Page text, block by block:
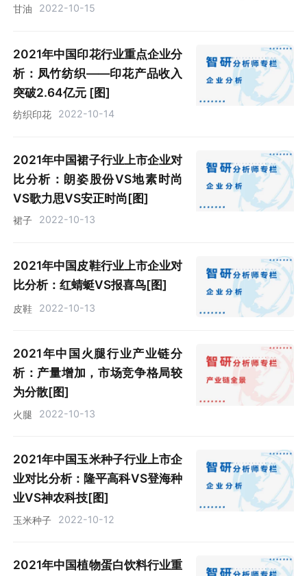
甘油 2022-10-15
2021年中国印花行业重点企业分
析：凤竹纺织——印花产品收入
突破2.64亿元 [图]
纺织印花 2022-10-14
2021年中国裙子行业上市企业对
比分析：朗姿股份VS地素时尚
VS歌力思VS安正时尚[图]
裙子 2022-10-13
2021年中国皮鞋行业上市企业对
比分析：红蜻蜓VS报喜鸟[图]
皮鞋 2022-10-13
2021年中国火腿行业产业链分
析：产量增加，市场竞争格局较
为分散[图]
火腿 2022-10-13
2021年中国玉米种子行业上市企
业对比分析：隆平高科VS登海种
业VS神农科技[图]
玉米种子 2022-10-12
2021年中国植物蛋白饮料行业重